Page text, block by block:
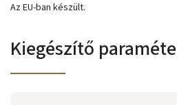
Az EU-ban készült.
Kiegészítő